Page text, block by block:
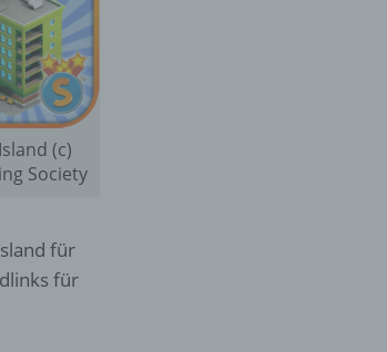
(c)
Society
für
für